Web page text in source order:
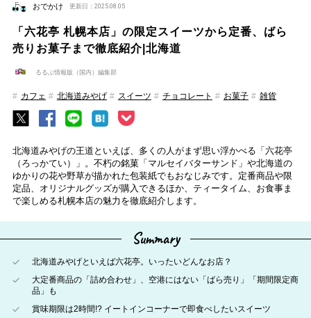
おでかけ 更新日：2025.08.05
「六花亭 札幌本店」の限定スイーツから定番、ばら
売りお菓子まで徹底紹介|北海道
るるぶ情報版（国内）編集部
カフェ 北海道みやげ スイーツ チョコレート お菓子 雑貨
北海道みやげの王道といえば、多くの人がまず思い浮かべる「六花亭
（ろっかてい）」。不朽の銘菓「マルセイバターサンド」や北海道の
ゆかりの花や野草が描かれた包装紙でもおなじみです。定番商品や限
定品、オリジナルグッズが購入できるほか、ティータイム、お食事ま
で楽しめる札幌本店の魅力を徹底紹介します。
Summary
北海道みやげといえば六花亭。いったいどんなお店？
大定番商品の「詰め合わせ」、空港にはない「ばら売り」「期間限定商
品」も
賞味期限は2時間!? イートインコーナーで即食べしたいスイーツ